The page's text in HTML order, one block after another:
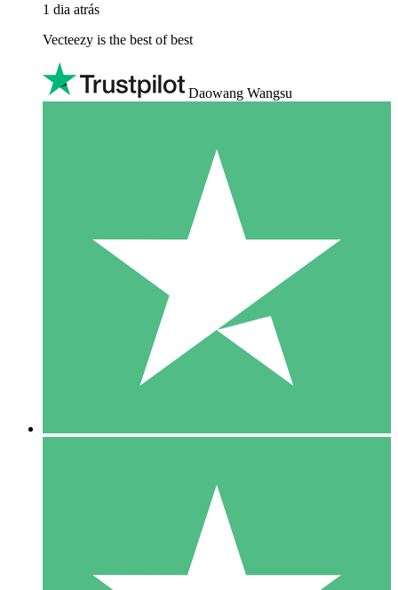
1 dia atrás
Vecteezy is the best of best
Daowang Wangsu